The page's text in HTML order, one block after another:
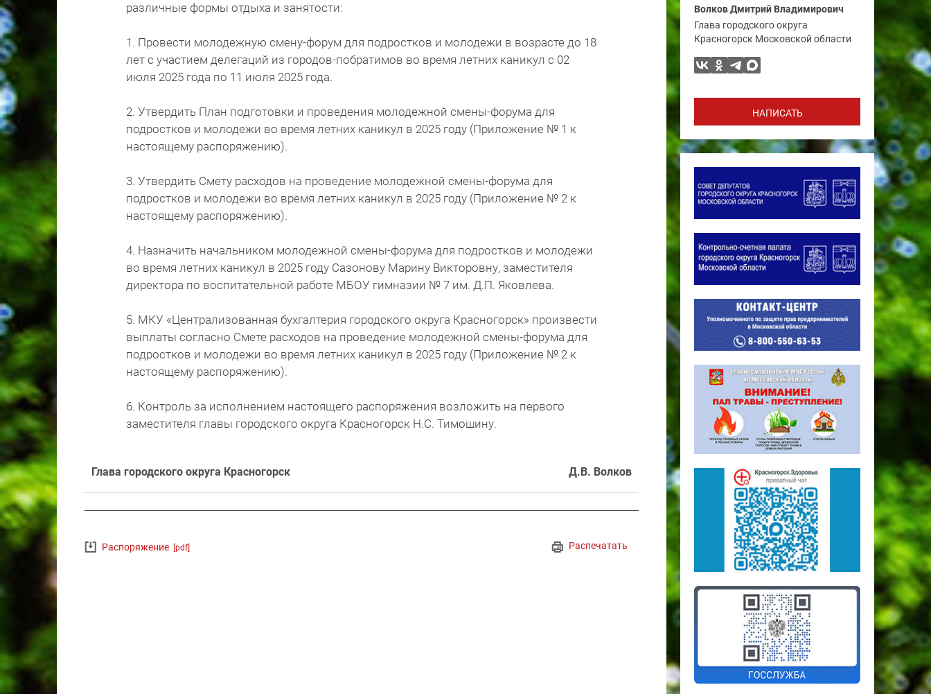
различные формы отдыха и занятости:
1. Провести молодежную смену-форум для подростков и молодежи в возрасте до 18
лет с участием делегаций из городов-побратимов во время летних каникул с 02
июля 2025 года по 11 июля 2025 года.
2. Утвердить План подготовки и проведения молодежной смены-форума для
подростков и молодежи во время летних каникул в 2025 году (Приложение № 1 к
настоящему распоряжению).
3. Утвердить Смету расходов на проведение молодежной смены-форума для
подростков и молодежи во время летних каникул в 2025 году (Приложение № 2 к
настоящему распоряжению).
4. Назначить начальником молодежной смены-форума для подростков и молодежи
во время летних каникул в 2025 году Сазонову Марину Викторовну, заместителя
директора по воспитательной работе МБОУ гимназии № 7 им. Д.П. Яковлева.
5. МКУ «Централизованная бухгалтерия городского округа Красногорск» произвести
выплаты согласно Смете расходов на проведение молодежной смены-форума для
подростков и молодежи во время летних каникул в 2025 году (Приложение № 2 к
настоящему распоряжению).
6. Контроль за исполнением настоящего распоряжения возложить на первого
заместителя главы городского округа Красногорск Н.С. Тимошину.
Глава городского округа Красногорск Д.В. Волков
Распечатать
Распоряжение [pdf]
Волков Дмитрий Владимирович
Глава городского округа
Красногорск Московской области
НАПИСАТЬ